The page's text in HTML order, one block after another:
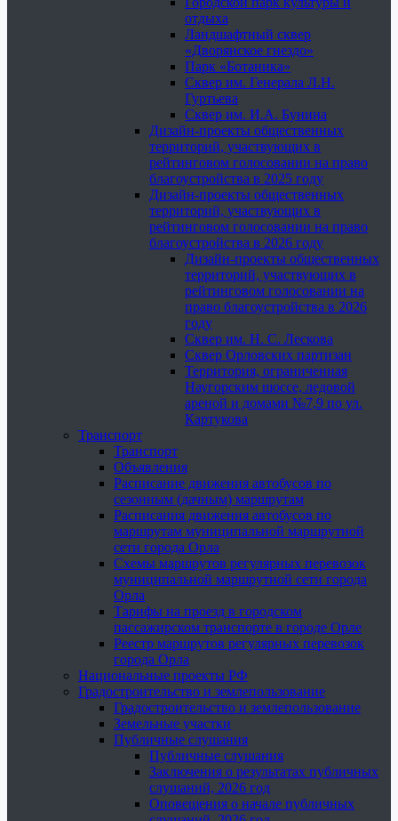
отдыха
Ландшафтный сквер
«Дворянское гнездо»
Парк «Ботаника»
Сквер им. Генерала Л.Н.
Гуртьева
Сквер им. И.А. Бунина
Дизайн-проекты общественных
территорий, участвующих в
рейтинговом голосовании на право
благоустройства в 2025 году
Дизайн-проекты общественных
территорий, участвующих в
рейтинговом голосовании на право
благоустройства в 2026 году
Дизайн-проекты общественных
территорий, участвующих в
рейтинговом голосовании на
право благоустройства в 2026
году
Сквер им. Н. С. Лескова
Сквер Орловских партизан
Территория, ограниченная
Наугорским шоссе, ледовой
ареной и домами №7,9 по ул.
Картукова
Транспорт
Транспорт
Объявления
Расписание движения автобусов по
сезонным (дачным) маршрутам
Расписания движения автобусов по
маршрутам муниципальной маршрутной
сети города Орла
Схемы маршрутов регулярных перевозок
муниципальной маршрутной сети города
Орла
Тарифы на проезд в городском
пассажирском транспорте в городе Орле
Реестр маршрутов регулярных перевозок
города Орла
Национальные проекты РФ
Градостроительство и землепользование
Градостроительство и землепользование
Земельные участки
Публичные слушания
Публичные слушания
Заключения о результатах публичных
слушаний, 2026 год
Оповещения о начале публичных